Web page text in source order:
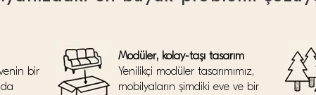
bir
Modüler, kolay-taşı tasarım
Yenilikçi modüler tasarımımız,
mobilyaların şimdiki eve ve bir